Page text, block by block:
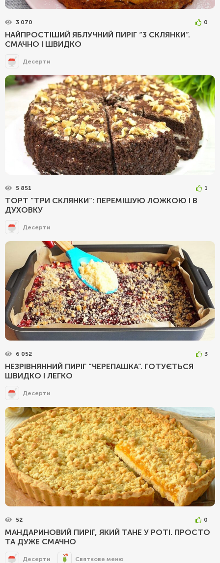
3 070 0
НАЙПРОСТІШИЙ ЯБЛУЧНИЙ ПИРІГ “3 СКЛЯНКИ”.
СМАЧНО І ШВИДКО
Десерти
5 851 1
ТОРТ “ТРИ СКЛЯНКИ”: ПЕРЕМІШУЮ ЛОЖКОЮ І В
ДУХОВКУ
Десерти
6 052 3
НЕЗРІВНЯННИЙ ПИРІГ “ЧЕРЕПАШКА”. ГОТУЄТЬСЯ
ШВИДКО І ЛЕГКО
Десерти
52 0
МАНДАРИНОВИЙ ПИРІГ, ЯКИЙ ТАНЕ У РОТІ. ПРОСТО
ТА ДУЖЕ СМАЧНО
Десерти Святкове меню